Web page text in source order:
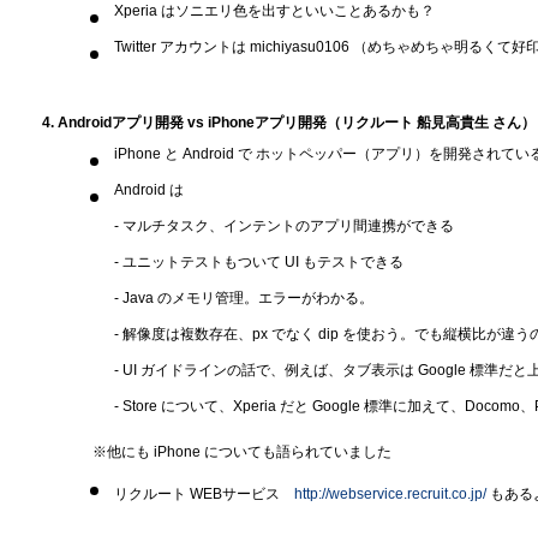
Xperia はソニエリ色を出すといいことあるかも？
Twitter アカウントは michiyasu0106 （めちゃめちゃ明るくて好
4. Androidアプリ開発 vs iPhoneアプリ開発（リクルート 船見高貴生 さん）
iPhone と Android で ホットペッパー（アプリ）を開発されてい
Android は
‐ マルチタスク、インテントのアプリ間連携ができる
‐ ユニットテストもついて UI もテストできる
‐ Java のメモリ管理。エラーがわかる。
‐ 解像度は複数存在、px でなく dip を使おう。でも縦横比が違う
‐ UI ガイドラインの話で、例えば、タブ表示は Google 標準だ
‐ Store について、Xperia だと Google 標準に加えて、Docomo
※他にも iPhone についても語られていました
リクルート WEBサービス http://webservice.recruit.co.jp/もある